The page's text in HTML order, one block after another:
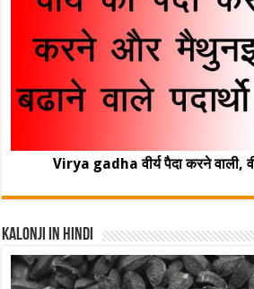
Virya gadha वीर्य पैदा करने वाली,
Kalonji In Hindi